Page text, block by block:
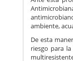
ambiente,
De esta
riesgo para